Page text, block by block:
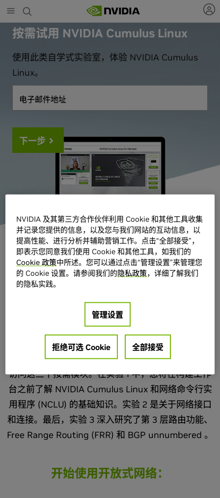
to
main
content
按需试用 NVIDIA Cumulus Linux
使用此类自学式实验室，体验 NVIDIA Cumulus
Linux。
电子邮件地址
下一步
参加自定进度的三部分实验
NVIDIA®Cumulus Linux™ 是先进的开放网络运营系
统。在这个由三部分组成的动手实操入门实验中，您
可以按照自己的节奏和您方便的方式获得第一手体
验。
注册获取您的 NVIDIA Cumulus Linux 实验指南，并
访问这三个按需模块。在实验 1 中，您将在构建工作
台之前了解 NVIDIA Cumulus Linux 和网络命令行实
用程序 (NCLU) 的基础知识。实验 2 是关于网络接口
和连接。最后，实验 3 深入研究了第 3 层路由功能、
Free Range Routing (FRR) 和 BGP unnumbered 。
开始使用开放式网络：
NVIDIA 及其第三方合作伙伴利用 Cookie 和其他工具收集
并记录您提供的信息，以及您与我们网站的互动信息，以
提高性能、进行分析并辅助营销工作。点击“全部接受”，
即表示您同意我们使用 Cookie 和其他工具，如我们的
Cookie 政策中所述。您可以通过点击“管理设置”来管理您
的 Cookie 设置。请参阅我们的隐私政策，详细了解我们
的隐私实践。
管理设置
拒绝可选 Cookie 全部接受